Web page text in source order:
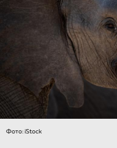
Фото: iStock